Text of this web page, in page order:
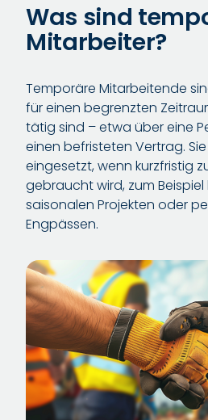
Was sind
Mitarbeiter?
Temporäre Mitarbeitende
für einen begrenzten
tätig sind – etwa über eine
einen befristeten Vertrag.
eingesetzt, wenn kurzfristig
gebraucht wird, zum
saisonalen Projekten oder
Engpässen.